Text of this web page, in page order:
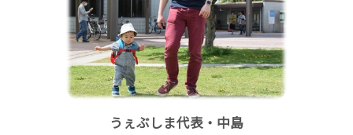
うぇぶしま代表・中島